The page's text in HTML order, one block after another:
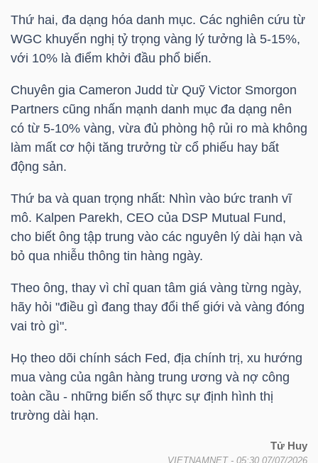
Thứ hai, đa dạng hóa danh mục. Các nghiên cứu từ
WGC khuyến nghị tỷ trọng vàng lý tưởng là 5-15%,
với 10% là điểm khởi đầu phổ biến.
Chuyên gia Cameron Judd từ Quỹ Victor Smorgon
Partners cũng nhấn mạnh danh mục đa dạng nên
có từ 5-10% vàng, vừa đủ phòng hộ rủi ro mà không
làm mất cơ hội tăng trưởng từ cổ phiếu hay bất
động sản.
Thứ ba và quan trọng nhất: Nhìn vào bức tranh vĩ
mô. Kalpen Parekh, CEO của DSP Mutual Fund,
cho biết ông tập trung vào các nguyên lý dài hạn và
bỏ qua nhiễu thông tin hàng ngày.
Theo ông, thay vì chỉ quan tâm giá vàng từng ngày,
hãy hỏi "điều gì đang thay đổi thế giới và vàng đóng
vai trò gì".
Họ theo dõi chính sách Fed, địa chính trị, xu hướng
mua vàng của ngân hàng trung ương và nợ công
toàn cầu - những biến số thực sự định hình thị
trường dài hạn.
Tử Huy
VIETNAMNET - 05:30 07/07/2026
NGHỆ
THÔNG
TIN
DỊCH
VỤ
TIỆN
ÍCH
BẤT
ĐỘNG